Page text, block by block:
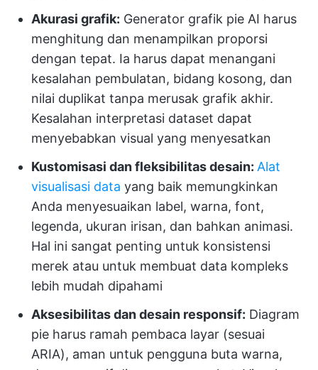
Akurasi grafik: Generator grafik pie AI harus
menghitung dan menampilkan proporsi
dengan tepat. Ia harus dapat menangani
kesalahan pembulatan, bidang kosong, dan
nilai duplikat tanpa merusak grafik akhir.
Kesalahan interpretasi dataset dapat
menyebabkan visual yang menyesatkan
Kustomisasi dan fleksibilitas desain: Alat
visualisasi data yang baik memungkinkan
Anda menyesuaikan label, warna, font,
legenda, ukuran irisan, dan bahkan animasi.
Hal ini sangat penting untuk konsistensi
merek atau untuk membuat data kompleks
lebih mudah dipahami
Aksesibilitas dan desain responsif: Diagram
pie harus ramah pembaca layar (sesuai
ARIA), aman untuk pengguna buta warna,